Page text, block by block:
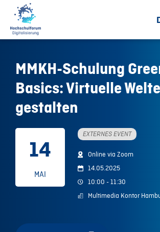
MMKH-Schulung
Basics: Virtuelle
gestalten
14
MAI
EXTERNES EVENT
Online via Zoom
14.05.2025
10:00 - 11:30
Multimedia Kontor